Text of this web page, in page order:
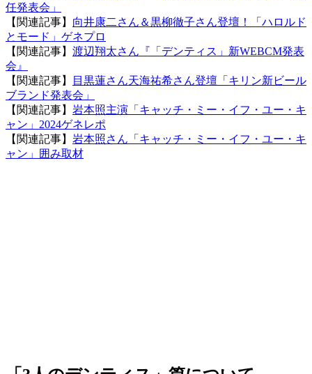
任発表会」
【関連記事】 向井康⼆さん＆黒柳徹子さん登壇！「ハロルド
とモード」ゲネプロ
【関連記事】 渡辺翔太さん『「デンティス」新WEBCM発表
会』
【関連記事】
目黒蓮さん天海祐希さん登壇「キリン新ビール
ブランド発表会」
【関連記事】 岩本照主演「キャッチ・ミー・イフ・ユー・キ
ャン」2024ゲネレポ
【関連記事】 岩本照さん「キャッチ・ミー・イフ・ユー・キ
ャン」囲み取材